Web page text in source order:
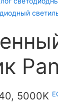
5000K